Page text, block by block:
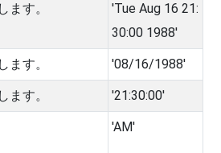
す。
'Tue Aug 16 21:
30:00 1988'
す。 '08/16/1988'
す。 '21:30:00'
'AM'